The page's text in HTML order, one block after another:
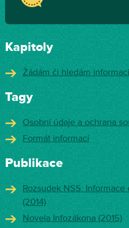
Kapitoly
Žádám či hledám informaci
Tagy
Osobní údaje a ochrana
Formát informací
Publikace
Rozsudek NSS:
(2014)
Novela Infozákona (2015)